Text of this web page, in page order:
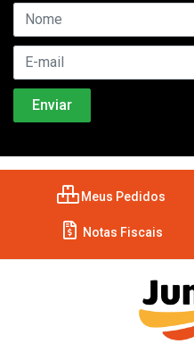
Meus Pedidos
Notas Fiscais